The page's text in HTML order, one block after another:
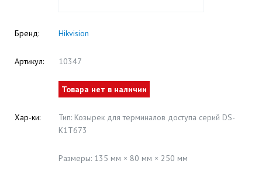
Бренд: Hikvision
Артикул: 10347
Товара нет в наличии
Хар-ки:
Тип: Козырек для терминалов доступа серий DS-
K1T673
Размеры: 135 мм × 80 мм × 250 мм